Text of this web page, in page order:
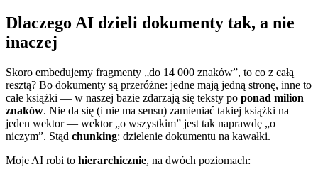
Dlaczego AI dzieli dokumenty tak, a nie
inaczej
Skoro embedujemy fragmenty „do 14 000 znaków”, to co z całą
resztą? Bo dokumenty są przeróżne: jedne mają jedną stronę, inne to
całe książki — w naszej bazie zdarzają się teksty po ponad milion
znaków. Nie da się (i nie ma sensu) zamieniać takiej książki na
jeden wektor — wektor „o wszystkim” jest tak naprawdę „o
niczym”. Stąd chunking: dzielenie dokumentu na kawałki.
Moje AI robi to hierarchicznie, na dwóch poziomach: